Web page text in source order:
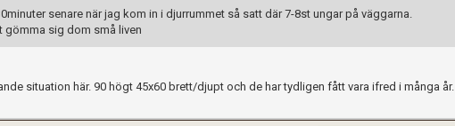
senare när jag kom in i djurrummet så satt där 7-8st ungar på väggarna.
gömma sig dom små liven
situation här. 90 högt 45x60 brett/djupt och de har tydligen fått vara ifred i många år.